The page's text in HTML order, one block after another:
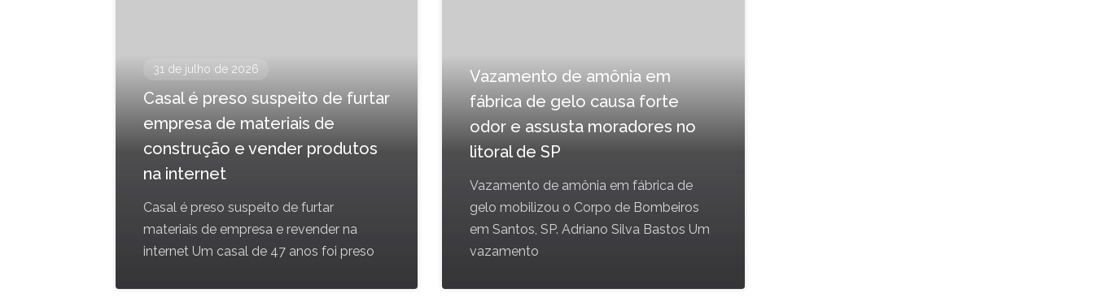
31 de julho de 2026
Casal é preso suspeito de furtar
empresa de materiais de
construção e vender produtos
na internet
Casal é preso suspeito de furtar
materiais de empresa e revender na
internet Um casal de 47 anos foi preso
Vazamento de amônia em
fábrica de gelo causa forte
odor e assusta moradores no
litoral de SP
Vazamento de amônia em fábrica de
gelo mobilizou o Corpo de Bombeiros
em Santos, SP. Adriano Silva Bastos Um
vazamento